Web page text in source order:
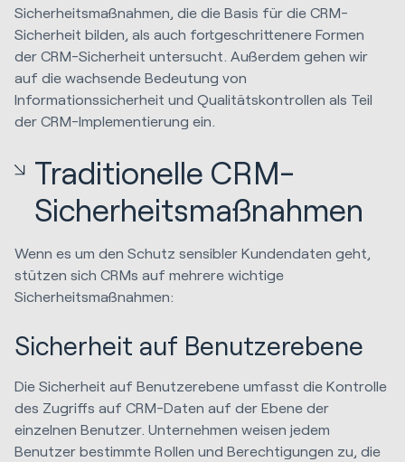
Sicherheitsmaßnahmen, die die Basis für die CRM-
Sicherheit bilden, als auch fortgeschrittenere Formen
der CRM-Sicherheit untersucht. Außerdem gehen wir
auf die wachsende Bedeutung von
Informationssicherheit und Qualitätskontrollen als Teil
der CRM-Implementierung ein.
Traditionelle CRM-
Sicherheitsmaßnahmen
Wenn es um den Schutz sensibler Kundendaten geht,
stützen sich CRMs auf mehrere wichtige
Sicherheitsmaßnahmen:
Sicherheit auf Benutzerebene
Die Sicherheit auf Benutzerebene umfasst die Kontrolle
des Zugriffs auf CRM-Daten auf der Ebene der
einzelnen Benutzer. Unternehmen weisen jedem
Benutzer bestimmte Rollen und Berechtigungen zu, die